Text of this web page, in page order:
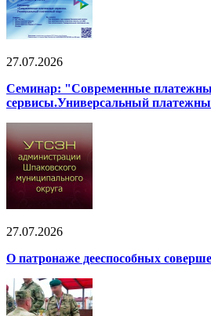
27.07.2026
Семинар: "Современные
сервисы.Универсальный
27.07.2026
О патронаже дееспособных